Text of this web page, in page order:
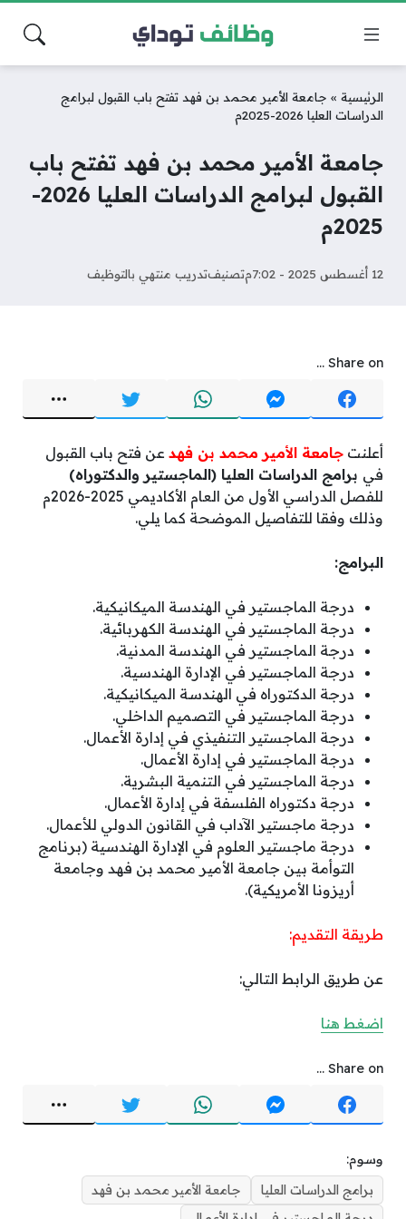
الرئيسية » جامعة الأمير محمد بن فهد تفتح باب القبول لبرامج
الدراسات العليا 2026-2025م
جامعة الأمير محمد بن فهد تفتح باب
القبول لبرامج الدراسات العليا 2026-
2025م
12 أغسطس 2025 - 7:02م تصنيفتدريب منتهي بالتوظيف
Share on ...
أعلنت جامعة الأمير محمد بن فهد عن فتح باب القبول
في برامج الدراسات العليا (الماجستير والدكتوراه)
للفصل الدراسي الأول من العام الأكاديمي 2025-2026م
وذلك وفقا للتفاصيل الموضحة كما يلي.
البرامج:
درجة الماجستير في الهندسة الميكانيكية.
درجة الماجستير في الهندسة الكهربائية.
درجة الماجستير في الهندسة المدنية.
درجة الماجستير في الإدارة الهندسية.
درجة الدكتوراه في الهندسة الميكانيكية.
درجة الماجستير في التصميم الداخلي.
درجة الماجستير التنفيذي في إدارة الأعمال.
درجة الماجستير في إدارة الأعمال.
درجة الماجستير في التنمية البشرية.
درجة دكتوراه الفلسفة في إدارة الأعمال.
درجة ماجستير الآداب في القانون الدولي للأعمال.
درجة ماجستير العلوم في الإدارة الهندسية (برنامج
التوأمة بين جامعة الأمير محمد بن فهد وجامعة
أريزونا الأمريكية).
طريقة التقديم:
عن طريق الرابط التالي:
اضغط هنا
Share on ...
وسوم:
برامج الدراسات العليا
جامعة الأمير محمد بن فهد